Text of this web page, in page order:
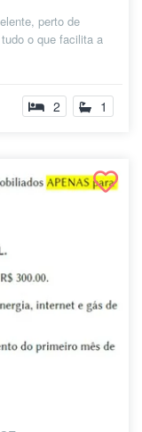
perto de
o que facilita a
2 1